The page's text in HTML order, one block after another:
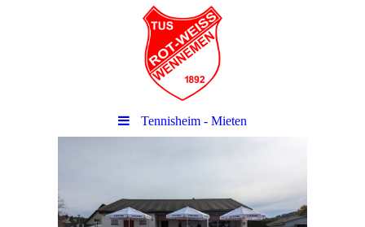
Tennisheim - Mieten